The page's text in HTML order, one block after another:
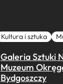
Kultura i sztuka
Galeria Sztuki
Muzeum
Bydgoszczy